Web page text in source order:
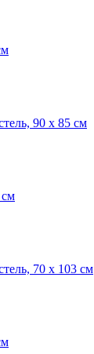
90 х 85 см
см
70 х 103 см